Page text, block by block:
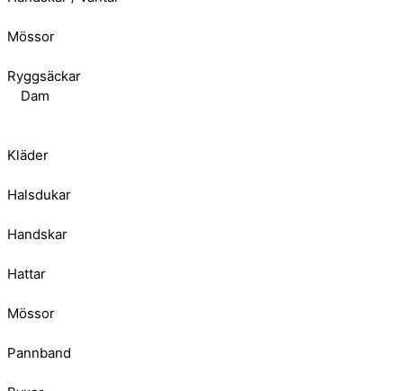
Mössor
Ryggsäckar
Dam
Kläder
Halsdukar
Handskar
Hattar
Mössor
Pannband